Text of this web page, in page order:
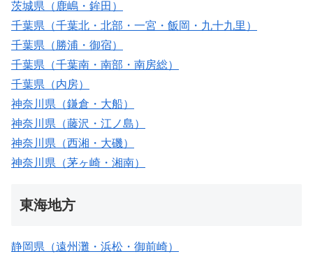
茨城県（鹿嶋・鉾田）
千葉県（千葉北・北部・一宮・飯岡・九十九里）
千葉県（勝浦・御宿）
千葉県（千葉南・南部・南房総）
千葉県（内房）
神奈川県（鎌倉・大船）
神奈川県（藤沢・江ノ島）
神奈川県（西湘・大磯）
神奈川県（茅ヶ崎・湘南）
東海地方
静岡県（遠州灘・浜松・御前崎）